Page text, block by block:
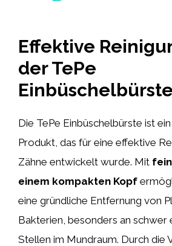
Effektive
der TePe
Einbüschelbürste
Die TePe Einbüschelbürste ist
Produkt, das für eine effektive
Zähne entwickelt wurde. Mit
einem kompakten Kopf
eine gründliche Entfernung von
Bakterien, besonders an schwer
Stellen im Mundraum. Durch die